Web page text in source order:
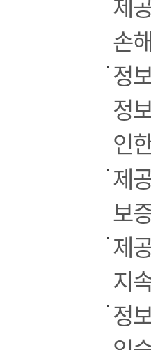
손
정
정
인
제
보
제
지
정